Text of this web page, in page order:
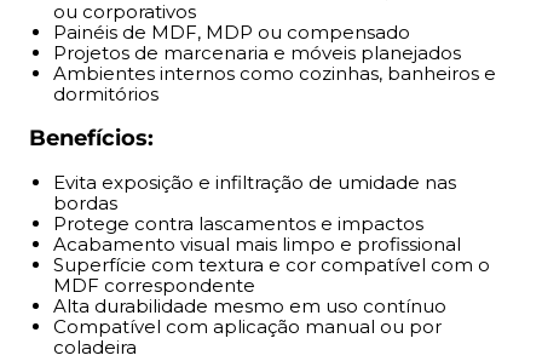
Aplicação com coladeira de borda: utilizar adesivo
Hotmelt
Aplicação manual: recomenda-se uso de cola de
contato
Cortar a fita conforme o painel e alinhar firmemente
Pressionar uniformemente para garantir fixação e
acabamento
Garantia e Entrega:
Produto com nota fiscal
Envio no próximo dia útil após aprovação do
ou corporativos
Painéis de MDF, MDP ou compensado
Projetos de marcenaria e móveis planejados
Ambientes internos como cozinhas, banheiros e
dormitórios
Benefícios:
Evita exposição e infiltração de umidade nas
bordas
Protege contra lascamentos e impactos
Acabamento visual mais limpo e profissional
Superfície com textura e cor compatível com o
MDF correspondente
Alta durabilidade mesmo em uso contínuo
Compatível com aplicação manual ou por
coladeira